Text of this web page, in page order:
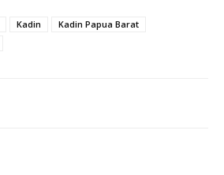
Kadin
Kadin Papua Barat